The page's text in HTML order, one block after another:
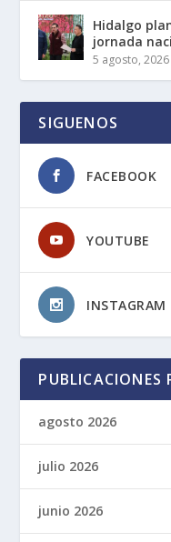
Hidalgo
jornada
5 agosto,
SIGUENOS
FACEBOOK
YOUTUBE
INSTAGRAM
PUBLICACIONES
agosto 2026
julio 2026
junio 2026